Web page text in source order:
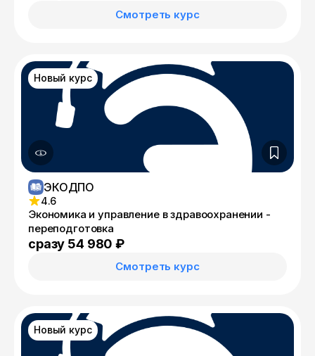
Смотреть курс
Новый курс
ЭКОДПО
4.6
Экономика и управление в здравоохранении -
переподготовка
сразу 54 980 ₽
Смотреть курс
Новый курс